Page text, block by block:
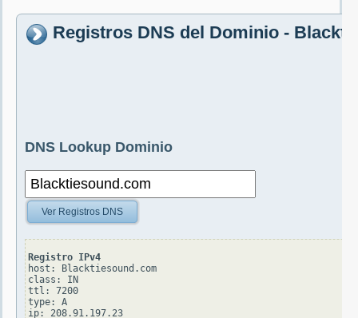
Registros DNS del Dominio -
DNS Lookup Dominio
Ver Registros DNS
Registro IPv4
host: Blacktiesound.com
class: IN
ttl: 7200
type: A